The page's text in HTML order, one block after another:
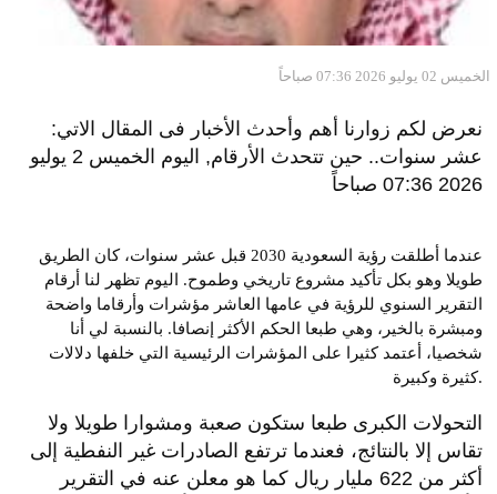
الخميس 02 يوليو 2026 07:36 صباحاً
نعرض لكم زوارنا أهم وأحدث الأخبار فى المقال الاتي:
عشر سنوات.. حين تتحدث الأرقام, اليوم الخميس 2 يوليو
2026 07:36 صباحاً
عندما أطلقت رؤية السعودية 2030 قبل عشر سنوات، كان الطريق
طويلا وهو بكل تأكيد مشروع تاريخي وطموح. اليوم تظهر لنا أرقام
التقرير السنوي للرؤية في عامها العاشر مؤشرات وأرقاما واضحة
ومبشرة بالخير، وهي طبعا الحكم الأكثر إنصافا. بالنسبة لي أنا
شخصيا، أعتمد كثيرا على المؤشرات الرئيسية التي خلفها دلالات
كثيرة وكبيرة.
التحولات الكبرى طبعا ستكون صعبة ومشوارا طويلا ولا
تقاس إلا بالنتائج، فعندما ترتفع الصادرات غير النفطية إلى
أكثر من 622 مليار ريال كما هو معلن عنه في التقرير